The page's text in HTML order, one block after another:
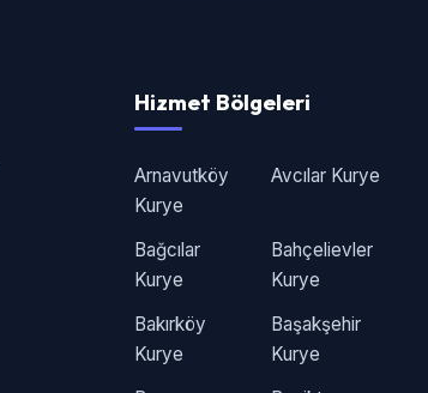
Hizmet Bölgeleri
Arnavutköy
Kurye
Avcılar Kurye
Bağcılar
Kurye
Bahçelievler
Kurye
Bakırköy
Kurye
Başakşehir
Kurye